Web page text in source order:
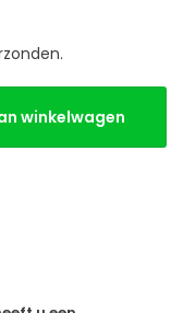
winkelwagen